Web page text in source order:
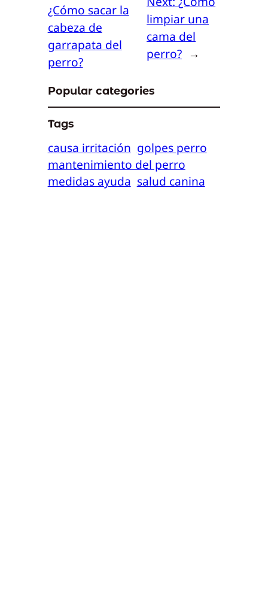
¿Cómo sacar la
cabeza de
garrapata del
perro?
limpiar una
cama del
perro? →
Popular categories
Tags
causa irritación golpes perro
mantenimiento del perro
medidas ayuda salud canina